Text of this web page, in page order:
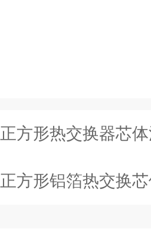
正方形热交换器芯
正方形铝箔热交换